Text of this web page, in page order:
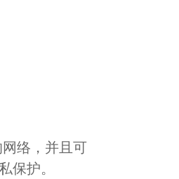
络，并且可
保护。